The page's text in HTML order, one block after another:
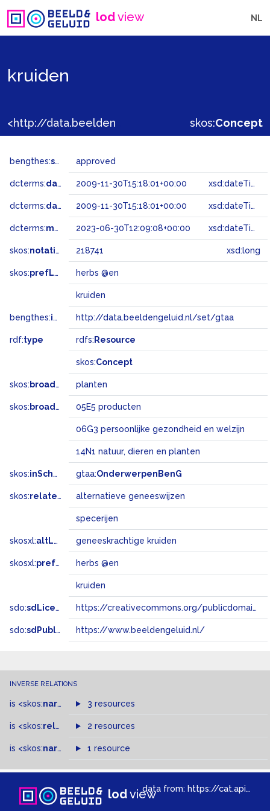
lodview NL
kruiden
skos:Concept
bengthes:status approved
dcterms:dateAccepted 2009-11-30T15:18:01+00:00 xsd:dateTime
dcterms:dateSubmitted 2009-11-30T15:18:01+00:00 xsd:dateTime
dcterms:modified 2023-06-30T12:09:08+00:00 xsd:dateTime
skos:notation 218741 xsd:long
skos:prefLabel herbs @en
kruiden
bengthes:inSet http://data.beeldengeluid.nl/set/gtaa
rdf:type rdfs: Resource
skos:Concept
skos: broader planten
skos: broadMatch 05E5 producten
06G3 persoonlijke gezondheid en welzijn
14N1 natuur, dieren en planten
skos:inScheme gtaa:OnderwerpenBenG
skos:related alternatieve geneeswijzen
specerijen
skosxl:altLabel geneeskrachtige kruiden
skosxl:prefLabel herbs @en
kruiden
sdo:sdLicense https://creativecommons.org/publicdomain/zero/1.0/
sdo:sdPublisher https://www.beeldengeluid.nl/
INVERSE RELATIONS
is <skos:narrowMatch >of
3 resources
is <skos:related > of2 resources
is <skos:narrower >of
1 resource
lodviewdata from: https://cat.apis.beeldengeluid.nl/sparql